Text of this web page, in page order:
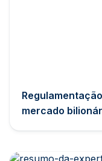
mercado